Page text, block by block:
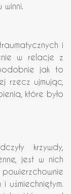
i
w relacje z
jak to
rzecz ujmując,
które było
krzywdy,
jest w nich
uśmiechniętym.